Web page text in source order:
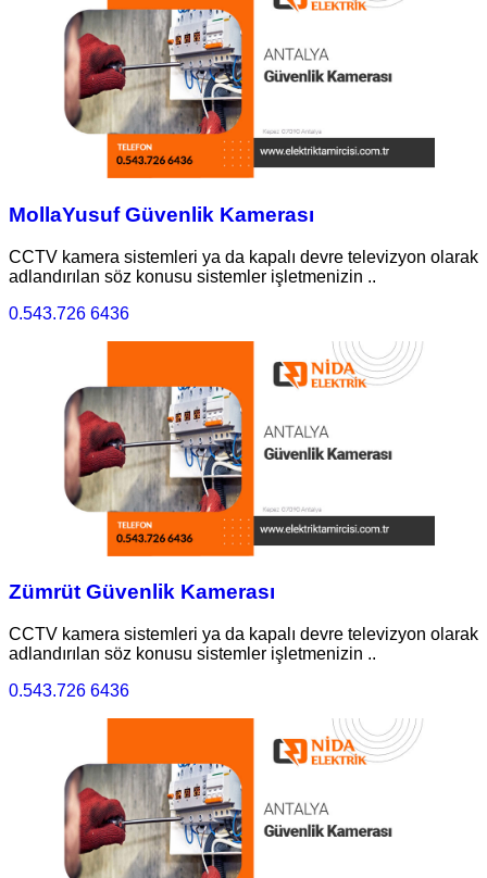
MollaYusuf Güvenlik Kamerası
CCTV kamera sistemleri ya da kapalı devre televizyon olarak
adlandırılan söz konusu sistemler işletmenizin ..
0.543.726 6436
Zümrüt Güvenlik Kamerası
CCTV kamera sistemleri ya da kapalı devre televizyon olarak
adlandırılan söz konusu sistemler işletmenizin ..
0.543.726 6436